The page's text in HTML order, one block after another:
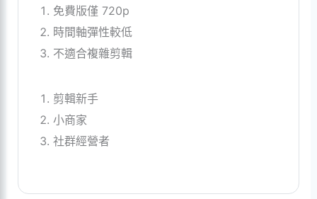
免費版僅 720p
時間軸彈性較低
不適合複雜剪輯
剪輯新手
小商家
社群經營者